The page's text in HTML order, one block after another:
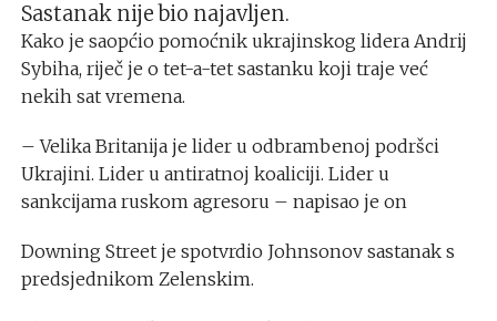
Sastanak nije bio najavljen.
Kako je saopćio pomoćnik ukrajinskog lidera Andrij
Sybiha, riječ je o tet-a-tet sastanku koji traje već
nekih sat vremena.
– Velika Britanija je lider u odbrambenoj podršci
Ukrajini. Lider u antiratnoj koaliciji. Lider u
sankcijama ruskom agresoru – napisao je on
Downing Street je spotvrdio Johnsonov sastanak s
predsjednikom Zelenskim.